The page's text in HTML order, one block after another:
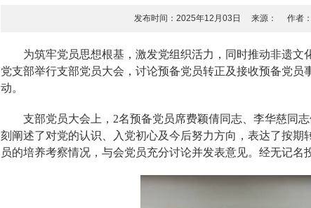
发布时间：2025年12月03日 来源： 作者：
为筑牢党员思想根基，激发党组织活力，同时推动非遗文
党支部举行支部党员大会，讨论预备党员转正及接收预备党
动。
支部党员大会上，2名预备党员席费颖倩同志、李华慈同
刻阐述了对党的认识、入党初心及今后努力方向，表达了按
员的培养考察情况，与会党员充分讨论并发表意见。经无记名